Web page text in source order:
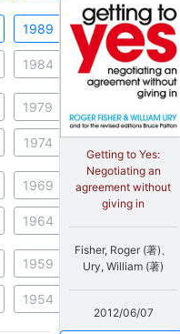
1989
1984
1979
1974
1969
1964
1959
1954
Getting to Yes:
Negotiating an
agreement without
giving in
Fisher, Roger (著)、
Ury, William (著)
2012/06/07